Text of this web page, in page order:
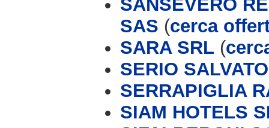
SANSEVERO
SAS (cerca
SARA SRL (
SERIO
SERRAPIGLIA
SIAM HOTELS